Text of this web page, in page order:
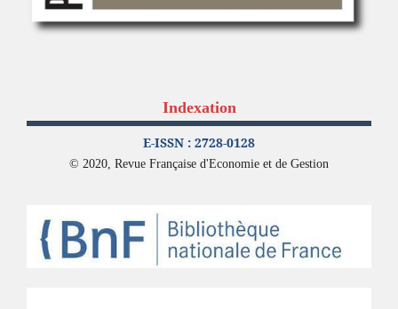
Indexation
E-ISSN : 2728-0128
© 2020, Revue Française d'Economie et de Gestion